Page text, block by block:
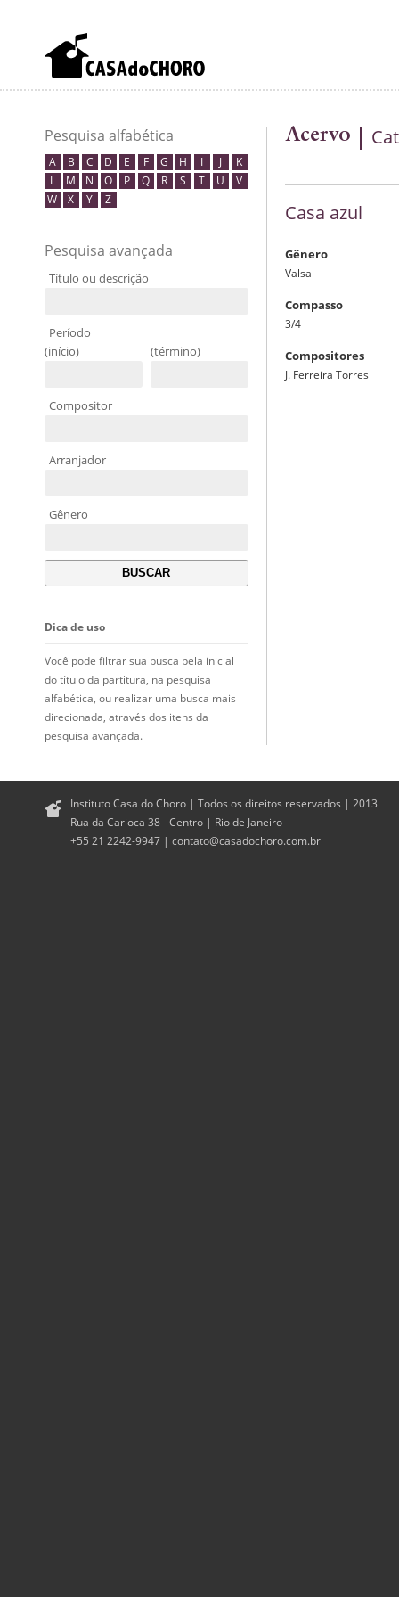
Pesquisa alfabética
A B C D E F G H I J
K
L
M N O P Q R S T U
V
W
X Y Z
Pesquisa avançada
Título ou descrição
Período
(início)
(término)
Compositor
Arranjador
Gênero
Dica de uso
Você pode filtrar sua busca pela inicial
do título da partitura, na pesquisa
alfabética, ou realizar uma busca mais
direcionada, através dos itens da
pesquisa avançada.
Acervo
Casa azul
Gênero
Valsa
Compasso
3/4
Compositores
J. Ferreira Torres
Instituto Casa do Choro | Todos os direitos reservados | 2013
Rua da Carioca 38 - Centro | Rio de Janeiro
+55 21 2242-9947 | contato@casadochoro.com.br